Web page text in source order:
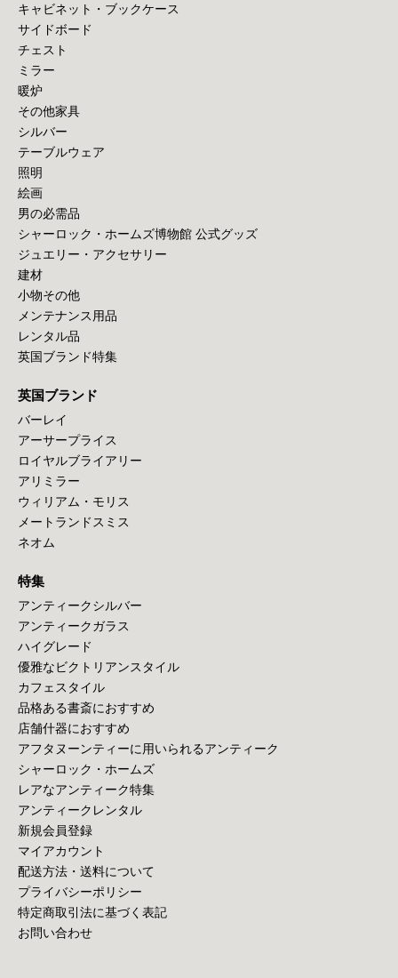
キャビネット・ブックケース
サイドボード
チェスト
ミラー
暖炉
その他家具
シルバー
テーブルウェア
照明
絵画
男の必需品
シャーロック・ホームズ博物館 公式グッズ
ジュエリー・アクセサリー
建材
小物その他
メンテナンス用品
レンタル品
英国ブランド特集
英国ブランド
バーレイ
アーサープライス
ロイヤルブライアリー
アリミラー
ウィリアム・モリス
メートランドスミス
ネオム
特集
アンティークシルバー
アンティークガラス
ハイグレード
優雅なビクトリアンスタイル
カフェスタイル
品格ある書斎におすすめ
店舗什器におすすめ
アフタヌーンティーに用いられるアンティーク
シャーロック・ホームズ
レアなアンティーク特集
アンティークレンタル
新規会員登録
マイアカウント
配送方法・送料について
プライバシーポリシー
特定商取引法に基づく表記
お問い合わせ